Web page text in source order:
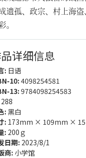
遗孤、政宗、村上海
。
详细信息
: 日语
10:4098254581
13:9784098254583
288
:黑白
: 173mm × 109mm ×
: 200ｇ
日期: 2023/8/1
商: 小学馆